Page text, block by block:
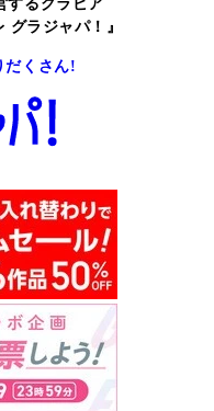
するグラビア
グラジャパ！』
だくさん!